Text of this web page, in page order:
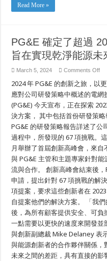
Read More »
PG&E 確定了超過
旨在實現乾淨能源未
March 5, 2024 Comments Offon
確
定
了
超
過
20
項
氣
候
技
術
決
方
案
在
實
現
乾
淨
能
源
未
2024 年 PG&E 的創新之旅，以
應對公司研發策略中概述的電
(PG&E) 今天宣布，正在探索
決方案， 其中包括首份研發策略
PG&E 的研發策略報告詳述了
過程中，所發現的 67 項挑戰。
月舉辦了首屆創新高峰會，來自
與 PG&E 主管和主題專家針對
流與合作。 創新高峰會結束後
申請，提出針對 67 項挑戰的解
項提案，要求這些創新者在
自提案他們的解決方案。 「我
後，為所有顧客提供安全、可
一點需要以更快的速度來開發
與創新副總裁 Mike Delaney 表
與能源創新者的合作夥伴關係
未來之間的差距，具有直接的